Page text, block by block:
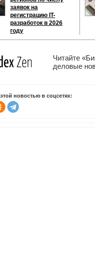
заявок на
регистрацию IT-
разработок в 2026
году
Читайте
деловые
новостью в соцсетях: